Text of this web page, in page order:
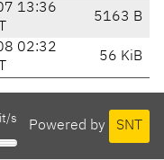
13:36
5163 B
02:32
56 KiB
Powered by SNT
s